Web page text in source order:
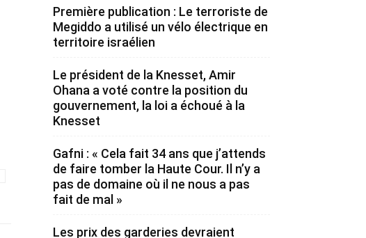
Première publication : Le terroriste de
Megiddo a utilisé un vélo électrique en
territoire israélien
Le président de la Knesset, Amir
Ohana a voté contre la position du
gouvernement, la loi a échoué à la
Knesset
Gafni : « Cela fait 34 ans que j’attends
de faire tomber la Haute Cour. Il n’y a
pas de domaine où il ne nous a pas
fait de mal »
Les prix des garderies devraient